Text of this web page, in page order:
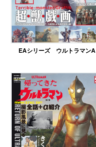
EAシリーズ ウルトラマンA